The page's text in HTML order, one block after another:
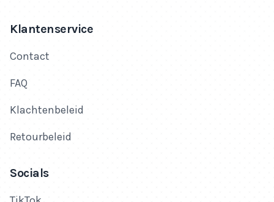
Klantenservice
Contact
FAQ
Klachtenbeleid
Retourbeleid
Socials